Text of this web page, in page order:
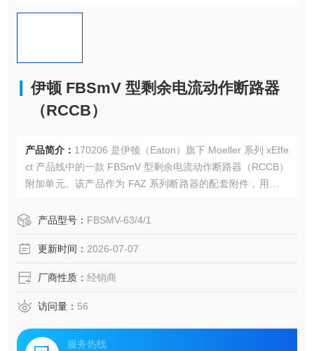
伊顿 FBSmV 型剩余电流动作断路器
（RCCB）
产品简介： 170206 是伊顿（Eaton）旗下 Moeller 系列 xEffe
ct 产品线中的一款 FBSmV 型剩余电流动作断路器（RCCB）
附加单元。该产品作为 FAZ 系列断路器的配套附件，用于提
用场景。伊顿 FBSmV 型剩余电流动作断路器（RCCB）
产品型号： FBSMV-63/4/1
更新时间： 2026-07-07
厂商性质： 经销商
访问量： 56
服务热线